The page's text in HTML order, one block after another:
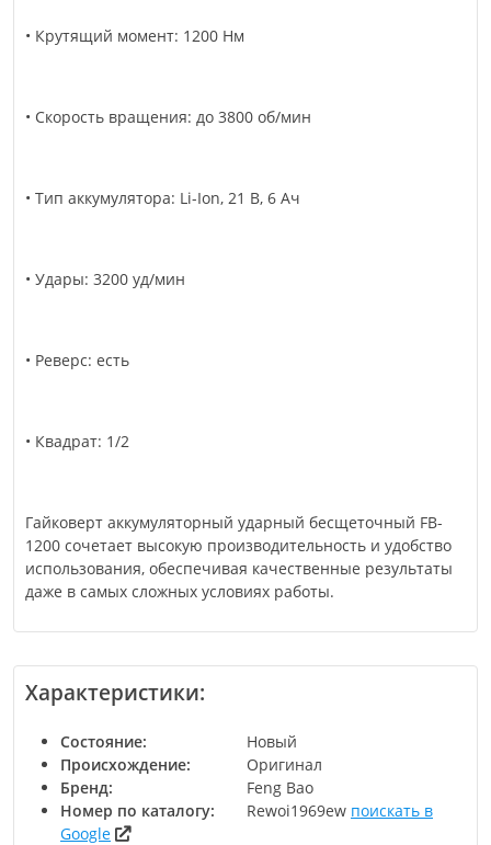
• Крутящий момент: 1200 Нм
• Скорость вращения: до 3800 об/мин
• Тип аккумулятора: Li-Ion, 21 В, 6 Ач
• Удары: 3200 уд/мин
• Реверс: есть
• Квадрат: 1/2
Гайковерт аккумуляторный ударный бесщеточный FB-
1200 сочетает высокую производительность и удобство
использования, обеспечивая качественные результаты
даже в самых сложных условиях работы.
Характеристики:
Состояние
Новый
Происхождение
Оригинал
Бренд
Feng Bao
Номер по каталогу
Rewoi1969ew поискать в
Google